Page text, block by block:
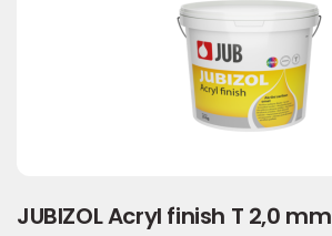
JUBIZOL Acryl finish T 2,0 mm